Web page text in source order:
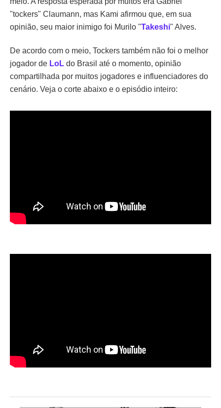
"tockers" Claumann, mas Kami afirmou que, em sua
opinião, seu maior inimigo foi Murilo "Takeshi" Alves.
De acordo com o meio, Tockers também não foi o melhor
jogador de LoL do Brasil até o momento, opinião
compartilhada por muitos jogadores e influenciadores do
cenário. Veja o corte abaixo e o episódio inteiro: